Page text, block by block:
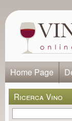
Home Page
Ricerca Vino